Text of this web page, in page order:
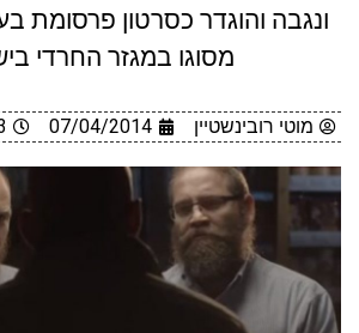
ונגבה והוגדר כסרטון פרסומת
מסוגו במגזר החרדי
מוטי רובינשטיין 07/04/2014